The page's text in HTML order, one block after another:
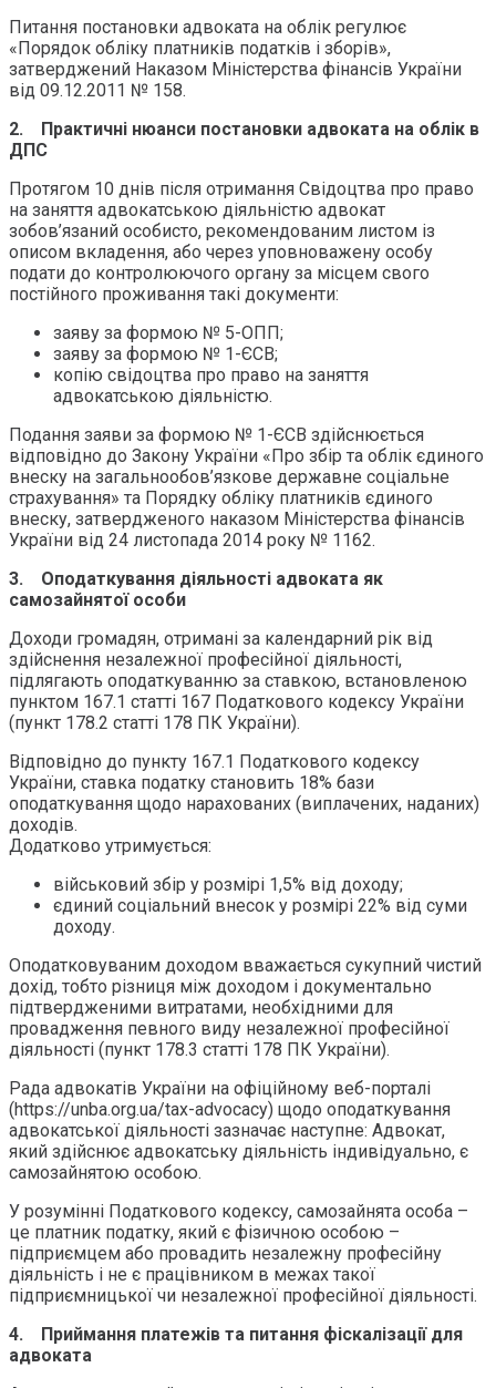
Питання постановки адвоката на облік регулює
«Порядок обліку платників податків і зборів»,
затверджений Наказом Міністерства фінансів України
від 09.12.2011 № 158.
2. Практичні нюанси постановки адвоката на облік в
ДПС
Протягом 10 днів після отримання Свідоцтва про право
на заняття адвокатською діяльністю адвокат
зобов’язаний особисто, рекомендованим листом із
описом вкладення, або через уповноважену особу
подати до контролюючого органу за місцем свого
постійного проживання такі документи:
заяву за формою № 5-ОПП;
заяву за формою № 1-ЄСВ;
копію свідоцтва про право на заняття
адвокатською діяльністю.
Подання заяви за формою № 1-ЄСВ здійснюється
відповідно до Закону України «Про збір та облік єдиного
внеску на загальнообов’язкове державне соціальне
страхування» та Порядку обліку платників єдиного
внеску, затвердженого наказом Міністерства фінансів
України від 24 листопада 2014 року № 1162.
3. Оподаткування діяльності адвоката як
самозайнятої особи
Доходи громадян, отримані за календарний рік від
здійснення незалежної професійної діяльності,
підлягають оподаткуванню за ставкою, встановленою
пунктом 167.1 статті 167 Податкового кодексу України
(пункт 178.2 статті 178 ПК України).
Відповідно до пункту 167.1 Податкового кодексу
України, ставка податку становить 18% бази
оподаткування щодо нарахованих (виплачених, наданих)
доходів.
Додатково утримується:
військовий збір у розмірі 1,5% від доходу;
єдиний соціальний внесок у розмірі 22% від суми
доходу.
Оподатковуваним доходом вважається сукупний чистий
дохід, тобто різниця між доходом і документально
підтвердженими витратами, необхідними для
провадження певного виду незалежної професійної
діяльності (пункт 178.3 статті 178 ПК України).
Рада адвокатів України на офіційному веб-порталі
(https://unba.org.ua/tax-advocacy) щодо оподаткування
адвокатської діяльності зазначає наступне: Адвокат,
який здійснює адвокатську діяльність індивідуально, є
самозайнятою особою.
У розумінні Податкового кодексу, самозайнята особа –
це платник податку, який є фізичною особою –
підприємцем або провадить незалежну професійну
діяльність і не є працівником в межах такої
підприємницької чи незалежної професійної діяльності.
4. Приймання платежів та питання фіскалізації для
адвоката